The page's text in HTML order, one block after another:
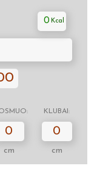
0
KLUBAI:
0
cm
0
cm